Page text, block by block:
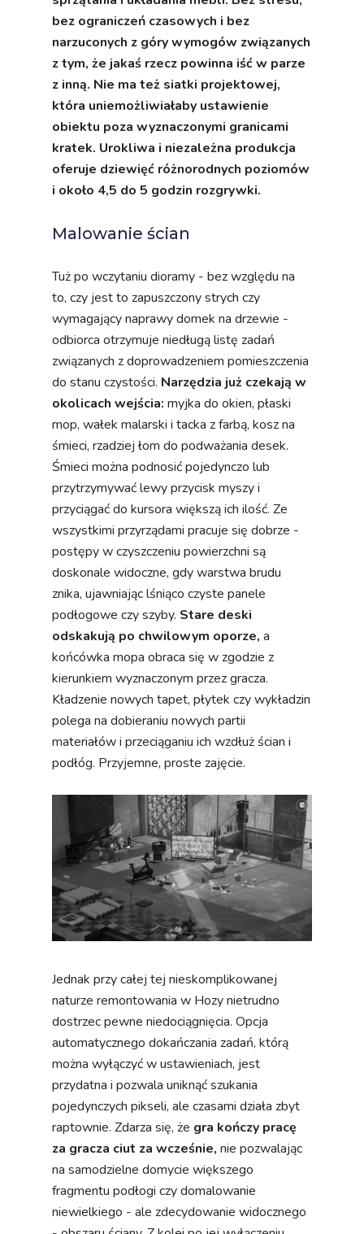
bez ograniczeń czasowych i bez
narzuconych z góry wymogów związanych
z tym, że jakaś rzecz powinna iść w parze
z inną. Nie ma też siatki projektowej,
która uniemożliwiałaby ustawienie
obiektu poza wyznaczonymi granicami
kratek. Urokliwa i niezależna produkcja
oferuje dziewięć różnorodnych poziomów
i około 4,5 do 5 godzin rozgrywki.
Malowanie ścian
Tuż po wczytaniu dioramy - bez względu na
to, czy jest to zapuszczony strych czy
wymagający naprawy domek na drzewie -
odbiorca otrzymuje niedługą listę zadań
związanych z doprowadzeniem pomieszczenia
do stanu czystości. Narzędzia już czekają w
okolicach wejścia: myjka do okien, płaski
mop, wałek malarski i tacka z farbą, kosz na
śmieci, rzadziej łom do podważania desek.
Śmieci można podnosić pojedynczo lub
przytrzymywać lewy przycisk myszy i
przyciągać do kursora większą ich ilość. Ze
wszystkimi przyrządami pracuje się dobrze -
postępy w czyszczeniu powierzchni są
doskonale widoczne, gdy warstwa brudu
znika, ujawniając lśniąco czyste panele
podłogowe czy szyby. Stare deski
odskakują po chwilowym oporze, a
końcówka mopa obraca się w zgodzie z
kierunkiem wyznaczonym przez gracza.
Kładzenie nowych tapet, płytek czy wykładzin
polega na dobieraniu nowych partii
materiałów i przeciąganiu ich wzdłuż ścian i
podłóg. Przyjemne, proste zajęcie.
Jednak przy całej tej nieskomplikowanej
naturze remontowania w Hozy nietrudno
dostrzec pewne niedociągnięcia. Opcja
automatycznego dokańczania zadań, którą
można wyłączyć w ustawieniach, jest
przydatna i pozwala uniknąć szukania
pojedynczych pikseli, ale czasami działa zbyt
raptownie. Zdarza się, że gra kończy pracę
za gracza ciut za wcześnie, nie pozwalając
na samodzielne domycie większego
fragmentu podłogi czy domalowanie
niewielkiego - ale zdecydowanie widocznego